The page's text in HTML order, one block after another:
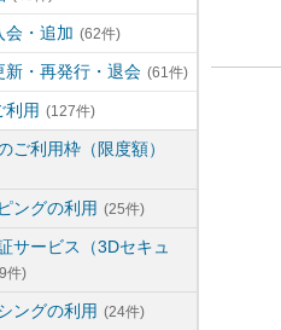
会・追加 (62件)
新・再発行・退会 (61件)
利用 (127件)
ご利用枠（限度額）
ングの利用 (25件)
サービス（3Dセキュ
件)
ングの利用 (24件)